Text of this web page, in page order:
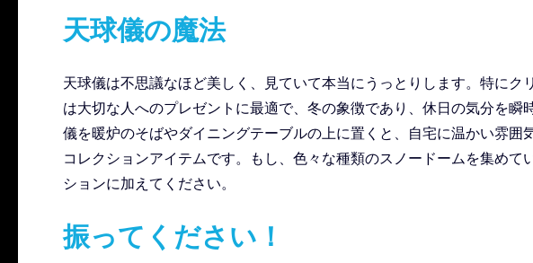
天球儀の魔法
天球儀は不思議なほど美しく、見ていて本当にうっとりします。特にク
は大切な人へのプレゼントに最適で、冬の象徴であり、休日の気分を瞬
儀を暖炉のそばやダイニングテーブルの上に置くと、自宅に温かい雰囲
コレクションアイテムです。もし、色々な種類のスノードームを集めて
ションに加えてください。
振ってください！